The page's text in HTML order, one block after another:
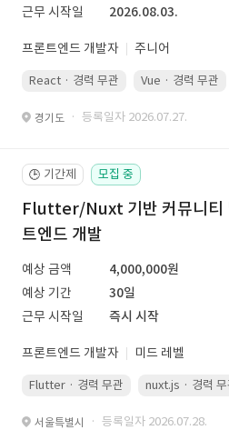
근무 시작일
2026.08.03.
프론트엔드 개발자 주니어
React · 경력 무관 Vue · 경력 무관
경기도 · 등록일자 2026.07.27.
🕒 기간제 모집 중
Flutter/Nuxt 기반 커뮤니티
트엔드 개발
예상 금액
4,000,000원
예상 기간
30일
근무 시작일
즉시 시작
프론트엔드 개발자 미드 레벨
Flutter · 경력 무관 nuxt.js · 경력 무
서울특별시 · 등록일자 2026.07.28.